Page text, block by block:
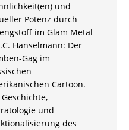
und
Potenz durch
im Glam Metal
Hänselmann: Der
Gag im
Cartoon.
und
des